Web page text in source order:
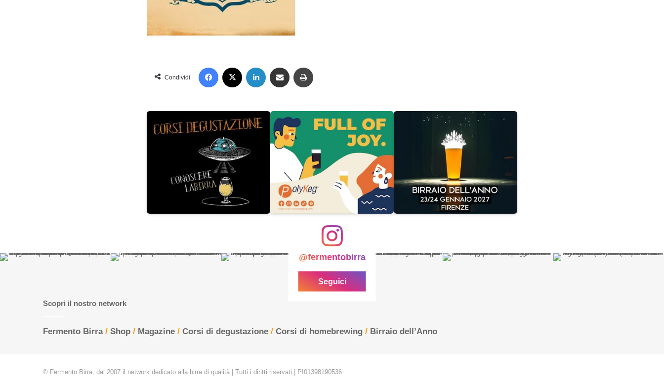
Condividi
Facebook LinkedIn Condividi via mail
@fermentobirra
Seguici
Scopri il nostro network
Fermento Birra/ Shop / Magazine / Corsi di degustazione / Corsi di homebrewing / Birraio dell’Anno
© Fermento Birra, dal 2007 il network dedicato alla birra di qualità | Tutti i diritti riservati | PI01398190536